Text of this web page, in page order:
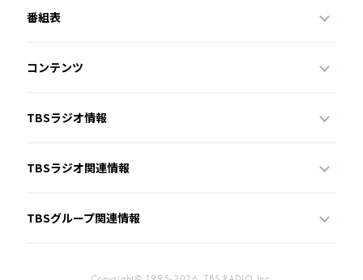
番組表
コンテンツ
TBSラジオ情報
TBSラジオ関連情報
TBSグループ関連情報